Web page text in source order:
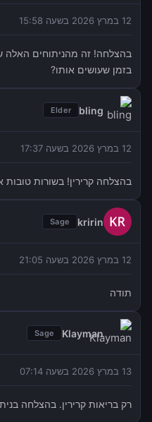
12 במרץ 2026 בשעה 15:58
בהצלחה! זה מהניתוחים
בזמן שעושים אותו?
bling
Elder
12 במרץ 2026 בשעה 17:37
בהצלחה קרירין! בשורות טובות
kririn
Sage
12 במרץ 2026 בשעה 21:05
תודה
Klayman
Sage
13 במרץ 2026 בשעה 07:14
רק בריאות קרירין. בהצלחה